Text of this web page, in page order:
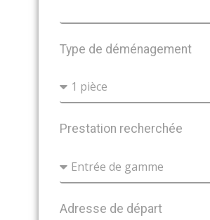
Type de déménagement
Prestation recherchée
Adresse de départ